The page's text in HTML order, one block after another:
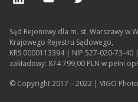
Sąd Rejonowy dla m. st. Warszawy w
Krajowego Rejestru Sądowego,
KRS 0000113394 | NIP 527-020-73-40
zakładowy: 874 799,00 PLN w pełni
© Copyright 2017 – 2022 | VIGO